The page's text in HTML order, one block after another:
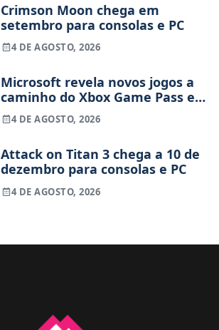
Crimson Moon chega em
setembro para consolas e PC
4 DE AGOSTO, 2026
Microsoft revela novos jogos a
caminho do Xbox Game Pass em
agosto
4 DE AGOSTO, 2026
Attack on Titan 3 chega a 10 de
dezembro para consolas e PC
4 DE AGOSTO, 2026